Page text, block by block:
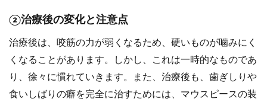
②治療後の変化と注意点
治療後は、咬筋の力が弱くなるため、硬いものが噛みにく
くなることがあります。しかし、これは一時的なものであ
り、徐々に慣れていきます。また、治療後も、歯ぎしりや
食いしばりの癖を完全に治すためには、マウスピースの装